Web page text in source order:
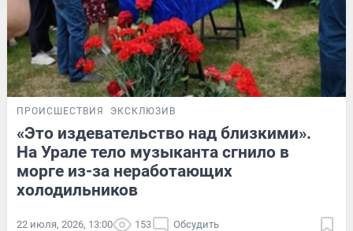
ПРОИСШЕСТВИЯ ЭКСКЛЮЗИВ
«Это издевательство над близкими».
На Урале тело музыканта сгнило в
морге из-за неработающих
холодильников
22 июля, 2026, 13:00 153 Обсудить